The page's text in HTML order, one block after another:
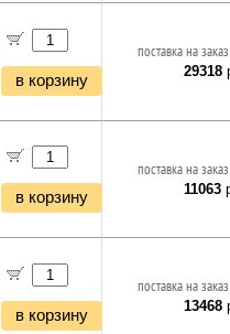
в корзину
поставка на
29318
в корзину
поставка на
11063
в корзину
поставка на
13468